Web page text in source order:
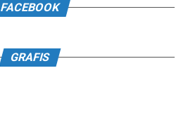
FACEBOOK
GRAFIS